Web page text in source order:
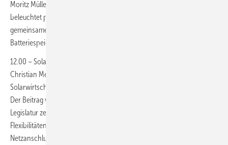
Moritz Müller, Maslaton Rechtsanwaltsgesellschaft Der Vortrag
beleuchtet planungsseitige rechtliche Fragestellung bei der
gemeinsamen Planung von PV-Freiflächenanlagen und
Batteriespeichern
12.00 – Solarenergie in der neuen Legislaturperiode – Ausblick
Christian Menke, Referent Politik & Solartechnik, Bundesverband
Solarwirtschaft
Der Beitrag wird die grundlegenden Weichenstellungen der nächsten
Legislatur zeigen, die die PV braucht – von Strommarktdesign über
Flexibilitäten bis zur Beschleunigung von Genehmigungs- und
Netzanschlussverfahren.